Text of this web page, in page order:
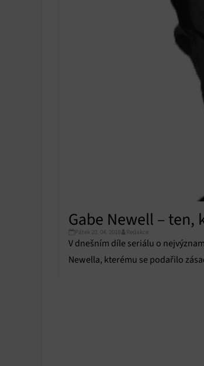
Gabe Newell –
Pátek 20. 04. 2018 Redakce
V dnešním díle seriálu o
Newella, kterému se podařilo